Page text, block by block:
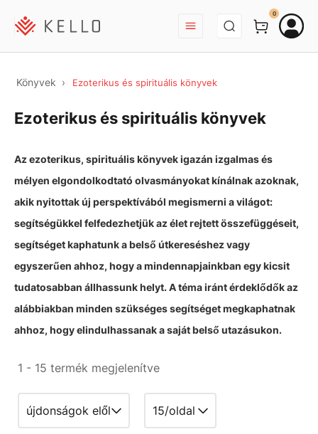
BEJELENTKEZÉS
0
Könyvek Ezoterikus és spirituális könyvek
Ezoterikus és spirituális könyvek
Az ezoterikus, spirituális könyvek igazán izgalmas és
mélyen elgondolkodtató olvasmányokat kínálnak azoknak,
akik nyitottak új perspektívából megismerni a világot:
segítségükkel felfedezhetjük az élet rejtett összefüggéseit,
segítséget kaphatunk a belső útkereséshez vagy
egyszerűen ahhoz, hogy a mindennapjainkban egy kicsit
tudatosabban állhassunk helyt. A téma iránt érdeklődők az
alábbiakban minden szükséges segítséget megkaphatnak
ahhoz, hogy elindulhassanak a saját belső utazásukon.
1 - 15 termék megjelenítve